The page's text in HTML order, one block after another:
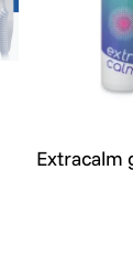
Extracalm